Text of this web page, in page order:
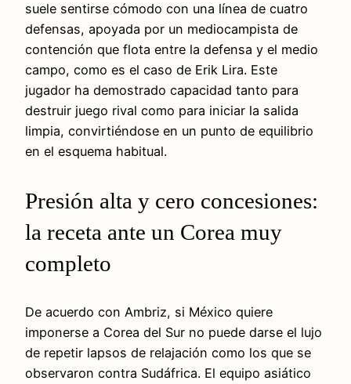
suele sentirse cómodo con una línea de cuatro
defensas, apoyada por un mediocampista de
contención que flota entre la defensa y el medio
campo, como es el caso de Erik Lira. Este
jugador ha demostrado capacidad tanto para
destruir juego rival como para iniciar la salida
limpia, convirtiéndose en un punto de equilibrio
en el esquema habitual.
Presión alta y cero concesiones:
la receta ante un Corea muy
completo
De acuerdo con Ambriz, si México quiere
imponerse a Corea del Sur no puede darse el lujo
de repetir lapsos de relajación como los que se
observaron contra Sudáfrica. El equipo asiático